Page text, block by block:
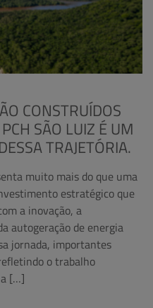
CONSTRUÍDOS
SÃO LUIZ É UM
TRAJETÓRIA.
muito mais do que uma
estratégico que
a inovação, a
autogeração de energia
jornada, importantes
o trabalho
[…]